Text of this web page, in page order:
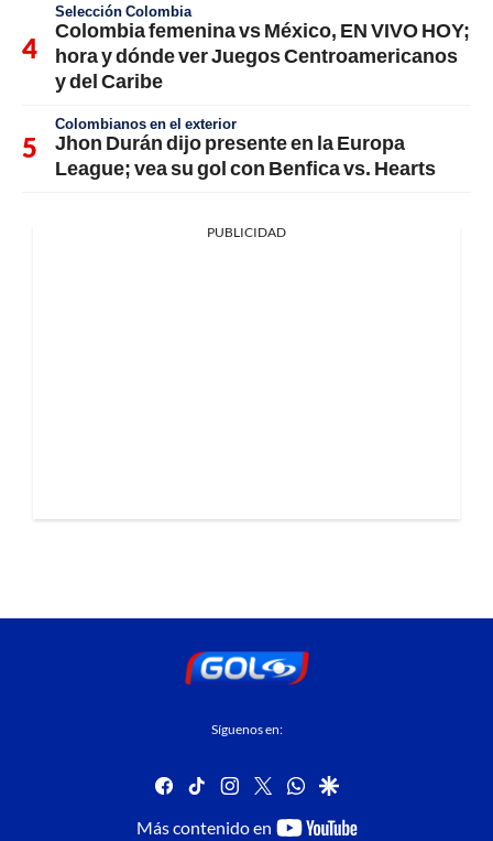
Selección Colombia
Colombia femenina vs México, EN VIVO HOY;
hora y dónde ver Juegos Centroamericanos
y del Caribe
Colombianos en el exterior
Jhon Durán dijo presente en la Europa
League; vea su gol con Benfica vs. Hearts
PUBLICIDAD
Síguenos en:
facebook
tiktok instagram
twitterwhatsapp
google
Más contenido en
youtube-